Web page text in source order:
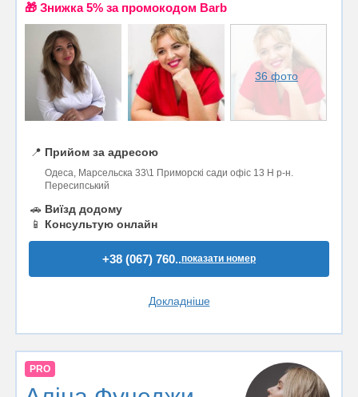
🎁 Знижка 5% за промокодом Barb
36 фото
📍 Прийом за адресою
Одеса, Марсельска 33\1 Приморскі сади офіс 13 Н р-н.
Пересипський
🚗 Виїзд додому
📱
Консультую онлайн
+38 (067) 760..показати номер
Докладніше
PRO